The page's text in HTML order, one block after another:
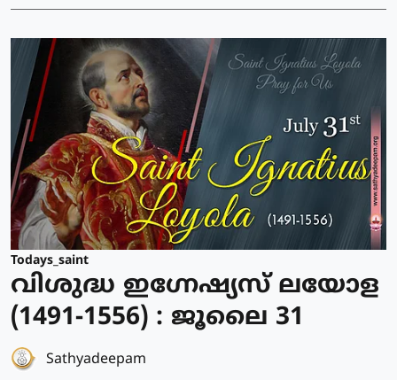
Todays_saint
വിശുദ്ധ ഇഗ്നേഷ്യസ് ലയോള
(1491-1556) : ജൂലൈ 31
Sathyadeepam